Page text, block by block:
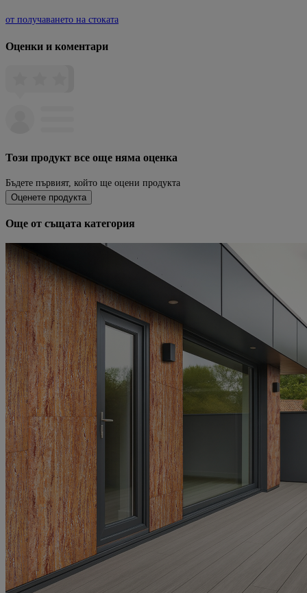
от получаването на стоката
Оценки и коментари
Този продукт все още няма оценка
Бъдете първият, който ще оцени продукта
Оценете продукта
Още от същата категория